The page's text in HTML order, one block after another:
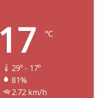
17 ℃
29º - 17º
81%
2.72 km/h